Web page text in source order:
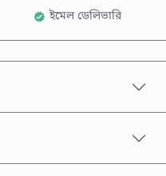
ইমেল ডেলিভারি